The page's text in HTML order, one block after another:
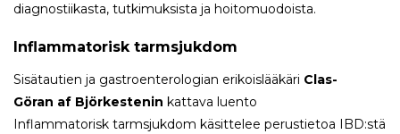
diagnostiikasta, tutkimuksista ja hoitomuodoista.
Inflammatorisk tarmsjukdom
Sisätautien ja gastroenterologian erikoislääkäri Clas-
Göran af Björkestenin kattava luento
Inflammatorisk tarmsjukdom käsittelee perustietoa IBD:stä